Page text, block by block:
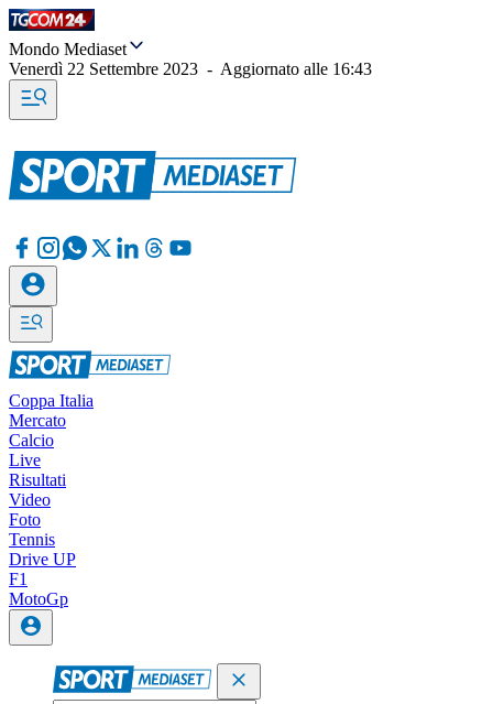
Mondo Mediaset
Venerdì 22 Settembre 2023 - Aggiornato alle 16:43
Coppa Italia
Mercato
Calcio
Live
Risultati
Video
Foto
Tennis
Drive UP
F1
MotoGp